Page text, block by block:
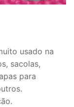
usado na
sacolas,
para